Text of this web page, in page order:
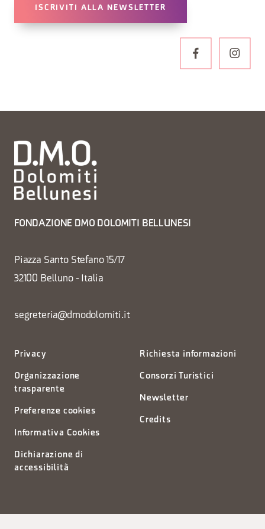
ISCRIVITI ALLA NEWSLETTER
FONDAZIONE DMO DOLOMITI BELLUNESI
Piazza Santo Stefano 15/17
32100 Belluno - Italia
segreteria@dmodolomiti.it
Privacy
Organizzazione
trasparente
Preferenze cookies
Informativa Cookies
Dichiarazione di
accessibilità
Richiesta informazioni
Consorzi Turistici
Newsletter
Credits